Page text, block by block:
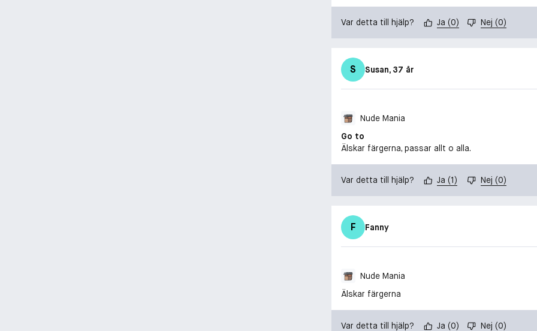
Var detta till hjälp? Ja (0) Nej (0)
S Susan, 37 år
Nude Mania
Go to
Älskar färgerna, passar allt o alla.
Var detta till hjälp? Ja (1) Nej (0)
F Fanny
Nude Mania
Älskar färgerna
Var detta till hjälp? Ja (0) Nej (0)